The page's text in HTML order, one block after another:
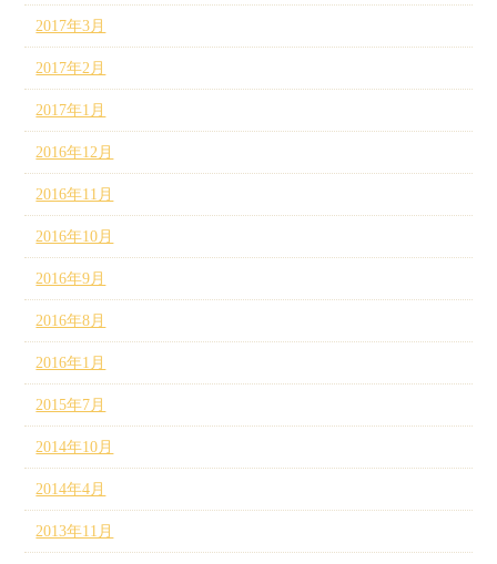
2017年3月
2017年2月
2017年1月
2016年12月
2016年11月
2016年10月
2016年9月
2016年8月
2016年1月
2015年7月
2014年10月
2014年4月
2013年11月